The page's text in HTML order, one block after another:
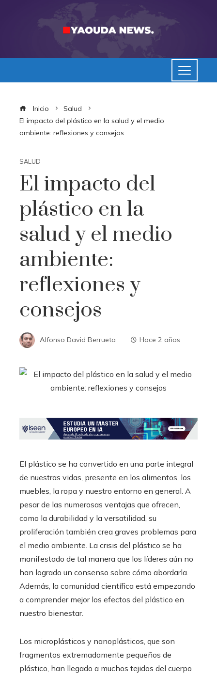
Inicio
Salud
El impacto del plástico en la salud y el medio
ambiente: reflexiones y consejos
SALUD
El impacto del
plástico en la
salud y el medio
ambiente:
reflexiones y
consejos
Alfonso David Berrueta Hace 2 años
El plástico se ha convertido en una parte integral
de nuestras vidas, presente en los alimentos, los
muebles, la ropa y nuestro entorno en general. A
pesar de las numerosas ventajas que ofrecen,
como la durabilidad y la versatilidad, su
proliferación también crea graves problemas para
el medio ambiente. La crisis del plástico se ha
manifestado de tal manera que los líderes aún no
han logrado un consenso sobre cómo abordarla.
Además, la comunidad científica está empezando
a comprender mejor los efectos del plástico en
nuestro bienestar.
Los microplásticos y nanoplásticos, que son
fragmentos extremadamente pequeños de
plástico, han llegado a muchos tejidos del cuerpo